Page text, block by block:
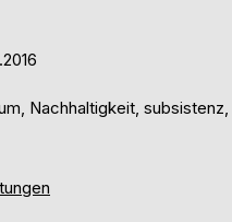
Nachhaltigkeit, subsistenz,